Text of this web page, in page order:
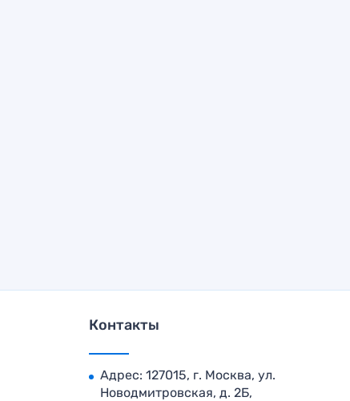
Контакты
Адрес: 127015, г. Москва, ул.
Новодмитровская, д. 2Б,